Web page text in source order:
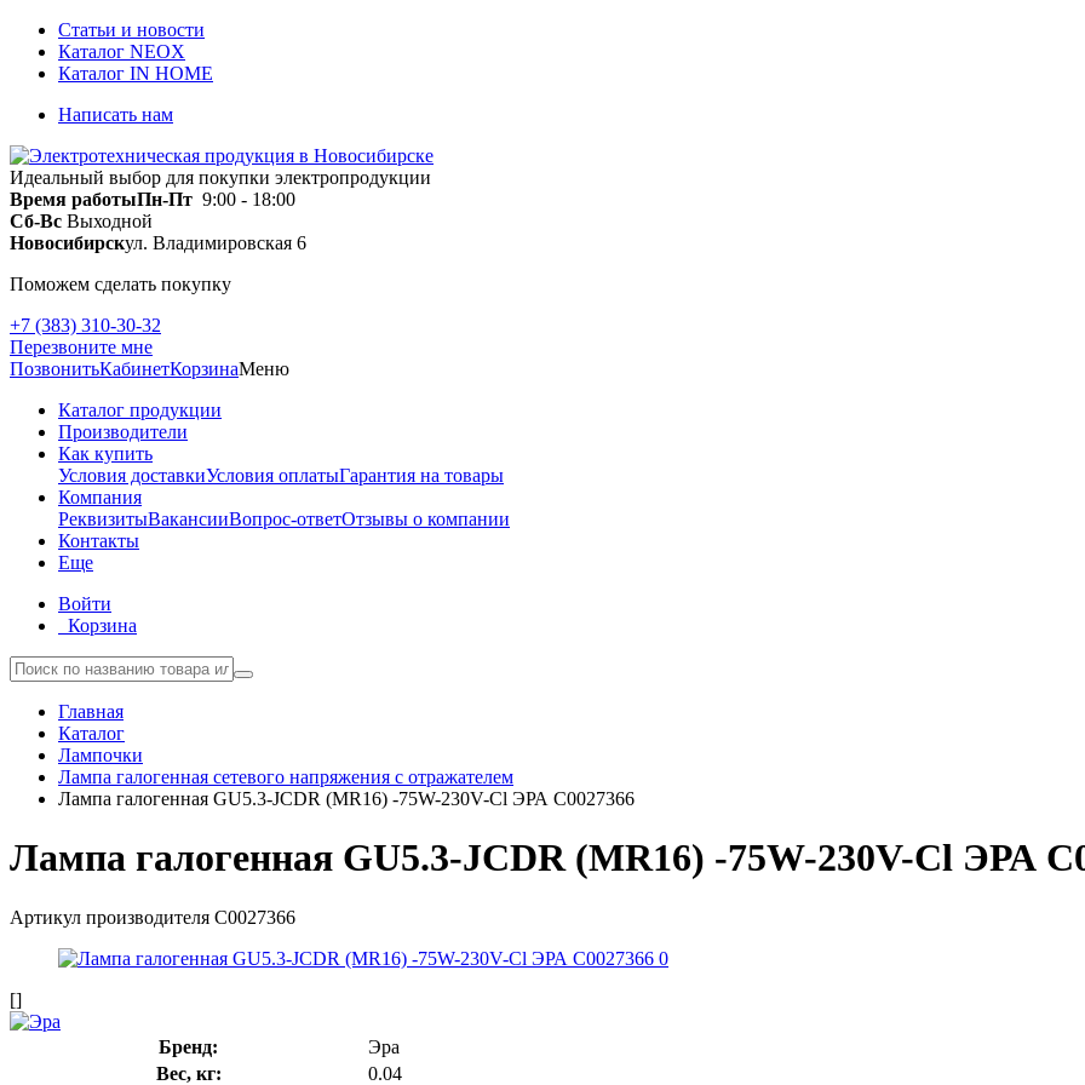
Статьи и новости
Каталог NEOX
Каталог IN HOME
Написать нам
Идеальный выбор для покупки электропродукции
Время работыПн-Пт 9:00 - 18:00
Сб-Вс Выходной
Новосибирскул. Владимировская 6
Поможем сделать покупку
+7 (383) 310-30-32
Перезвоните мне
ПозвонитьКабинетКорзинаМеню
Каталог продукции
Производители
Как купить
Условия доставкиУсловия оплатыГарантия на товары
Компания
РеквизитыВакансииВопрос-ответОтзывы о компании
Контакты
Еще
Войти
Корзина
Главная
Каталог
Лампочки
Лампа галогенная сетевого напряжения с отражателем
Лампа галогенная GU5.3-JCDR (MR16) -75W-230V-Cl ЭРА C0027366
Лампа галогенная GU5.3-JCDR (MR16) -75W-230V-Cl ЭРА
Артикул производителя C0027366
[]
Бренд:
Эра
Вес, кг:
0.04